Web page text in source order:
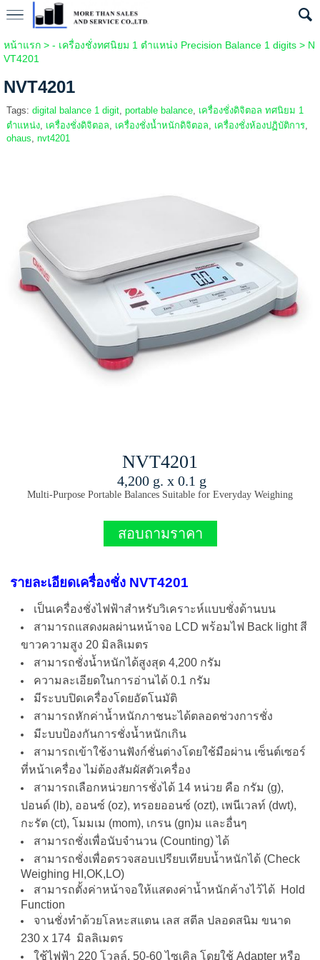
หน้าแรก> - เครื่องชั่งทศนิยม 1 ตำแหน่ง Precision Balance 1 digits> N
VT4201
NVT4201
Tags: digital balance 1 digit, portable balance, เครื่องชั่งดิจิตอล ทศนิยม 1
ตำแหน่ง, เครื่องชั่งดิจิตอล, เครื่องชั่งน้ำหนักดิจิตอล, เครื่องชั่งห้องปฏิบัติการ,
ohaus, nvt4201
NVT4201
4,200 g. x 0.1 g
Multi-Purpose Portable Balances Suitable for Everyday Weighing
สอบถามราคา
รายละเอียดเครื่องชั่ง NVT4201
เป็นเครื่องชั่งไฟฟ้าสำหรับวิเคราะห์แบบชั่งด้านบน
สามารถแสดงผลผ่านหน้าจอ LCD พร้อมไฟ Back light สี
ขาวความสูง 20 มิลลิเมตร
สามารถชั่งน้ำหนักได้สูงสุด 4,200 กรัม
ความละเอียดในการอ่านได้ 0.1 กรัม
มีระบบปิดเครื่องโดยอัตโนมัติ
สามารถหักค่าน้ำหนักภาชนะได้ตลอดช่วงการชั่ง
มีะบบป้องกันการชั่งน้ำหนักเกิน
สามารถเข้าใช้งานฟังก์ชั่นต่างโดยใช้มือผ่าน เซ็นต์เซอร์
ที่หน้าเครื่อง ไม่ต้องสัมผัสตัวเครื่อง
สามารถเลือกหน่วยการชั่งได้ 14 หน่วย คือ กรัม (g),
ปอนด์ (lb), ออนซ์ (oz), ทรอยออนซ์ (ozt), เพนีเวลท์ (dwt),
กะรัต (ct), โมมเม (mom), เกรน (gn)ม และอื่นๆ
สามารถชั่งเพื่อนับจำนวน (Counting) ได้
สามารถชั่งเพื่อตรวจสอบเปรียบเทียบน้ำหนักได้ (Check
Weighing HI,OK,LO)
สามารถตั้งค่าหน้าจอให้แสดงค่าน้ำหนักค้างไว้ได้ Hold
Function
จานชั่งทำด้วยโลหะสแตน เลส สตีล ปลอดสนิม ขนาด
230 x 174 มิลลิเมตร
ใช้ไฟฟ้า 220 โวลล์, 50-60 ไซเคิล โดยใช้ Adapter หรือ